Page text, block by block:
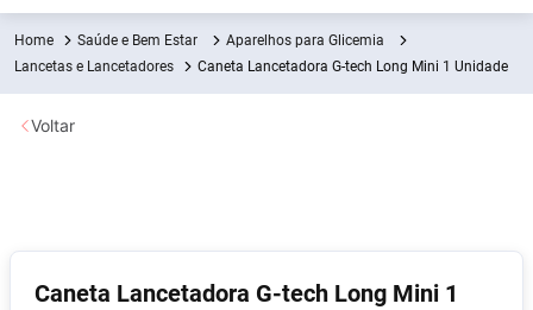
Saúde e Bem Estar
Aparelhos para Glicemia
Lancetas e Lancetadores
Caneta Lancetadora G-tech Long Mini 1 Unidade
Caneta Lancetadora G-tech Long Mini 1
Voltar
Termos mais buscados
1º Fralda
2
5º Fralda G
6º Desodorante